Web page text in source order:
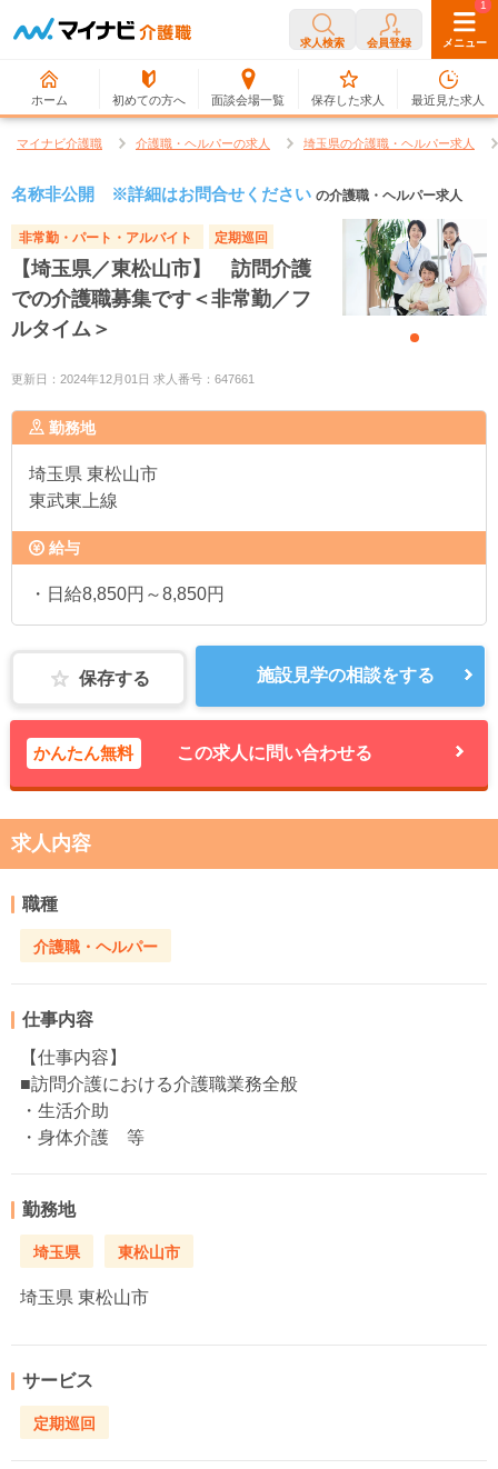
求人検索 会員登録 メニュー
ホーム 初めての方へ 面談会場一覧
0
保存した求人
1
最近見た求人
マイナビ介護職 介護職・ヘルパーの求人 埼玉県の介護職・ヘルパー求人
名称非公開 ※詳細はお問合せください の介護職・ヘルパー求人
非常勤・パート・アルバイト 定期巡回
【埼玉県／東松山市】 訪問介護
での介護職募集です＜非常勤／フ
ルタイム＞
更新日：2024年12月01日 求人番号：647661
勤務地
埼玉県 東松山市
東武東上線
給与
・日給8,850円～8,850円
保存する 施設見学の相談をする
かんたん無料 この求人に問い合わせる
求人内容
職種
介護職・ヘルパー
仕事内容
【仕事内容】
■訪問介護における介護職業務全般
・生活介助
・身体介護 等
勤務地
埼玉県 東松山市
埼玉県 東松山市
サービス
定期巡回